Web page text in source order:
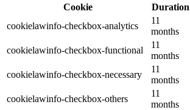
Cookie
Duration
cookielawinfo-checkbox-analytics
11
months
cookielawinfo-checkbox-functional
11
months
cookielawinfo-checkbox-necessary
11
months
cookielawinfo-checkbox-others
11
months